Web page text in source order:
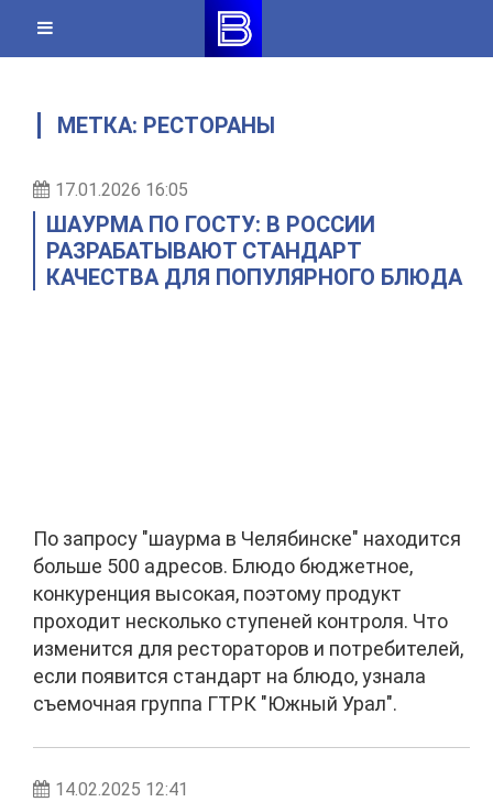
content
МЕТКА: РЕСТОРАНЫ
17.01.2026 16:05
ШАУРМА ПО ГОСТУ: В РОССИИ
РАЗРАБАТЫВАЮТ СТАНДАРТ
КАЧЕСТВА ДЛЯ ПОПУЛЯРНОГО БЛЮДА
По запросу "шаурма в Челябинске" находится
больше 500 адресов. Блюдо бюджетное,
конкуренция высокая, поэтому продукт
проходит несколько ступеней контроля. Что
изменится для рестораторов и потребителей,
если появится стандарт на блюдо, узнала
съемочная группа ГТРК "Южный Урал".
14.02.2025 12:41